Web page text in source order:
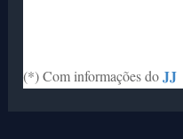
(*) Com informações doJJ